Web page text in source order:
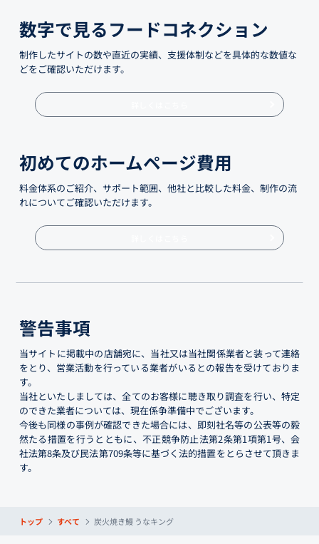
数字で見るフードコネクション
制作したサイトの数や直近の実績、支援体制などを具体的な数値な
どをご確認いただけます。
初めてのホームページ費用
料金体系のご紹介、サポート範囲、他社と比較した料金、制作の流
れについてご確認いただけます。
警告事項
当サイトに掲載中の店舗宛に、当社又は当社関係業者と装って連絡
をとり、営業活動を行っている業者がいるとの報告を受けておりま
す。
当社といたしましては、全てのお客様に聴き取り調査を行い、特定
のできた業者については、現在係争準備中でございます。
今後も同様の事例が確認できた場合には、即刻社名等の公表等の毅
然たる措置を行うとともに、不正競争防止法第2条第1項第1号、会
社法第8条及び民法第709条等に基づく法的措置をとらさせて頂きま
す。
トップ すべて 炭火焼き鰻 うなキング